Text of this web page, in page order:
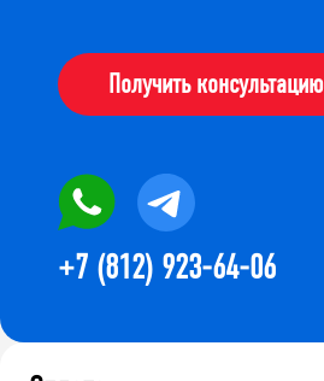
Получить консультацию
+7 (812) 923-64-06